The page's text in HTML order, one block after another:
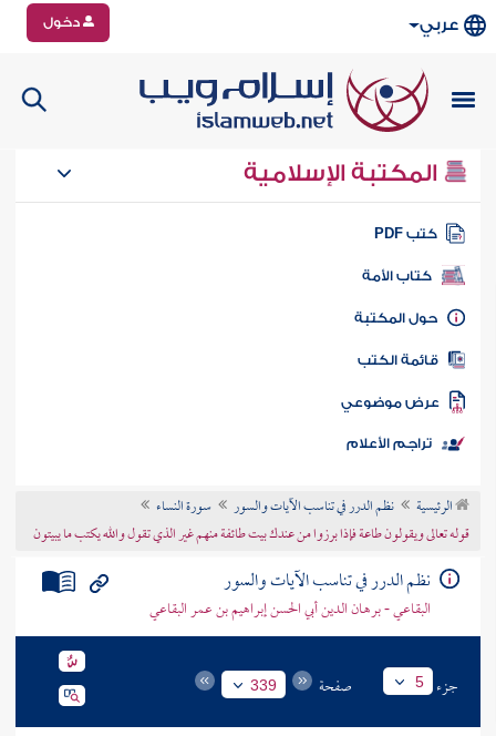
عربي دخول
المكتبة الإسلامية
كتب PDF
كتاب الأمة
المكتبة
الكتب
موضوعي
تراجم الأعلام
الرئيسية نظم الدرر في تناسب الآيات والسور
سورة النساء
قوله تعالى ويقولون طاعة فإذا برزوا من عندك بيت طائفة منهم غير الذي تقول والله يكتب ما يبيتون
نظم الدرر في تناسب الآيات والسور
البقاعي - برهان الدين أبي الحسن إبراهيم بن عمر البقاعي
جزء 5 صفحة 339